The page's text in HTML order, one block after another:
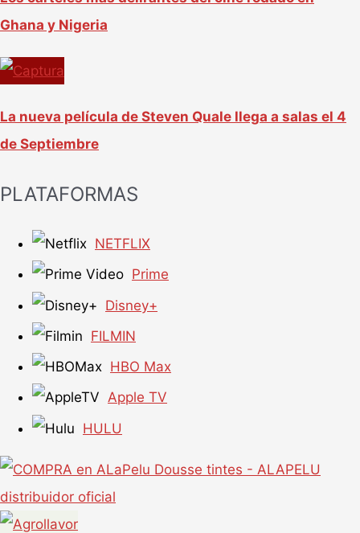
Ghana y Nigeria
La nueva película de Steven Quale llega a salas el 4
de Septiembre
PLATAFORMAS
NETFLIX
Prime
Disney+
FILMIN
HBO Max
Apple TV
HULU